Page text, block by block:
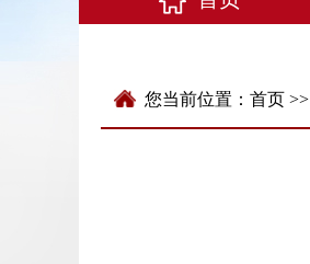
您当前位置： 首页 >>